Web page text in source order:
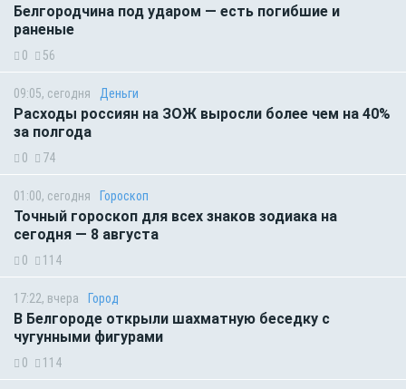
Белгородчина под ударом — есть погибшие и
раненые
0 56
09:05, сегодня Деньги
Расходы россиян на ЗОЖ выросли более чем на 40%
за полгода
0 74
01:00, сегодня Гороскоп
Точный гороскоп для всех знаков зодиака на
сегодня — 8 августа
0 114
17:22, вчера Город
В Белгороде открыли шахматную беседку с
чугунными фигурами
0 114